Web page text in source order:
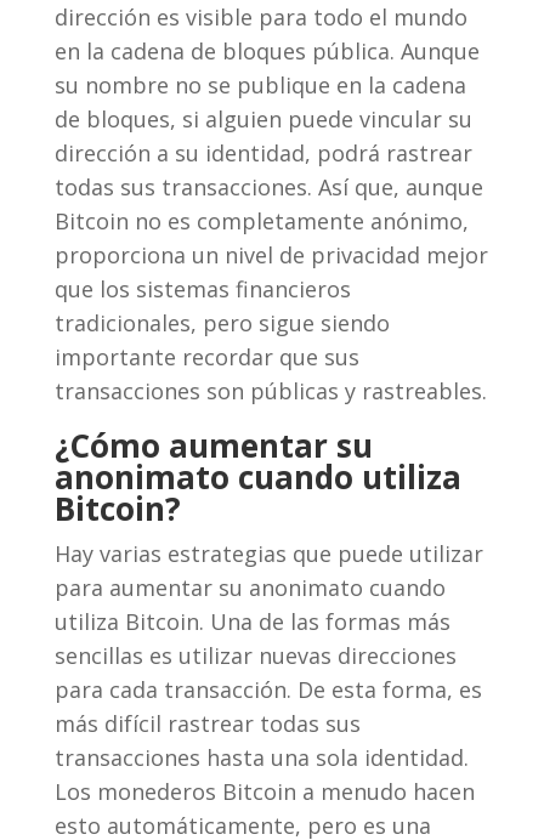
dirección es visible para todo el mundo
en la cadena de bloques pública. Aunque
su nombre no se publique en la cadena
de bloques, si alguien puede vincular su
dirección a su identidad, podrá rastrear
todas sus transacciones. Así que, aunque
Bitcoin no es completamente anónimo,
proporciona un nivel de privacidad mejor
que los sistemas financieros
tradicionales, pero sigue siendo
importante recordar que sus
transacciones son públicas y rastreables.
¿Cómo aumentar su
anonimato cuando utiliza
Bitcoin?
Hay varias estrategias que puede utilizar
para aumentar su anonimato cuando
utiliza Bitcoin. Una de las formas más
sencillas es utilizar nuevas direcciones
para cada transacción. De esta forma, es
más difícil rastrear todas sus
transacciones hasta una sola identidad.
Los monederos Bitcoin a menudo hacen
esto automáticamente, pero es una